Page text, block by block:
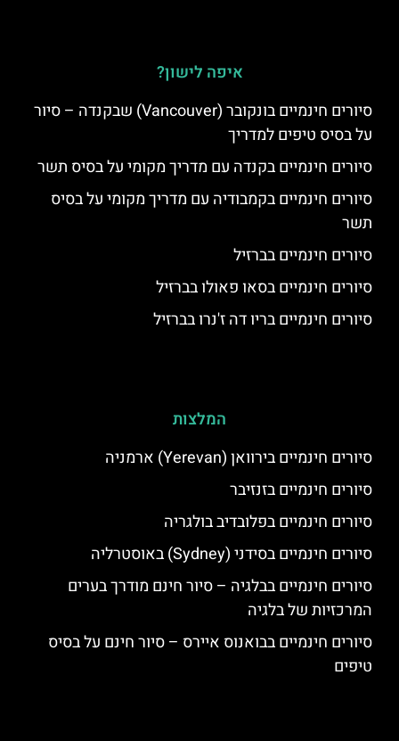
איפה לישון?
סיורים חינמיים בונקובר (Vancouver) שבקנדה – סיור
על בסיס טיפים למדריך
סיורים חינמיים בקנדה עם מדריך מקומי על בסיס תשר
סיורים חינמיים בקמבודיה עם מדריך מקומי על בסיס
תשר
סיורים חינמיים בברזיל
סיורים חינמיים בסאו פאולו בברזיל
סיורים חינמיים בריו דה ז'נרו בברזיל
המלצות
סיורים חינמיים בירוואן (Yerevan) ארמניה
סיורים חינמיים בזנזיבר
סיורים חינמיים בפלובדיב בולגריה
סיורים חינמיים בסידני (Sydney) באוסטרליה
סיורים חינמיים בבלגיה – סיור חינם מודרך בערים
המרכזיות של בלגיה
סיורים חינמיים בבואנוס איירס – סיור חינם על בסיס
טיפים